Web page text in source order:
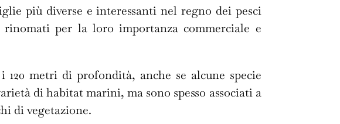
più diverse e interessanti nel regno dei pesci
per la loro importanza commerciale e
metri di profondità, anche se alcune specie
di habitat marini, ma sono spesso associati a
di vegetazione.